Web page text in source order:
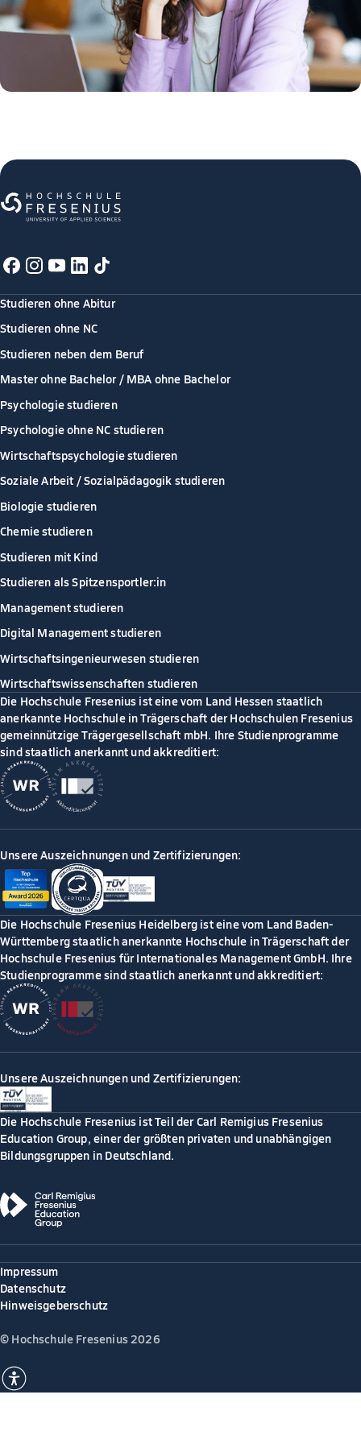
Studieren ohne Abitur
Studieren ohne NC
Studieren neben dem Beruf
Master ohne Bachelor / MBA ohne Bachelor
Psychologie studieren
Psychologie ohne NC studieren
Wirtschaftspsychologie studieren
Soziale Arbeit / Sozialpädagogik studieren
Biologie studieren
Chemie studieren
Studieren mit Kind
Studieren als Spitzensportler:in
Management studieren
Digital Management studieren
Wirtschaftsingenieurwesen studieren
Wirtschaftswissenschaften studieren
Die Hochschule Fresenius ist eine vom Land Hessen staatlich
anerkannte Hochschule in Trägerschaft der Hochschulen Fresenius
gemeinnützige Trägergesellschaft mbH. Ihre Studienprogramme
sind staatlich anerkannt und akkreditiert:
Unsere Auszeichnungen und Zertifizierungen:
Die Hochschule Fresenius Heidelberg ist eine vom Land Baden-
Württemberg staatlich anerkannte Hochschule in Trägerschaft der
Hochschule Fresenius für Internationales Management GmbH. Ihre
Studienprogramme sind staatlich anerkannt und akkreditiert:
Unsere Auszeichnungen und Zertifizierungen:
Die Hochschule Fresenius ist Teil der Carl Remigius Fresenius
Education Group, einer der größten privaten und unabhängigen
Bildungsgruppen in Deutschland.
Impressum
Datenschutz
Hinweisgeberschutz
© Hochschule Fresenius 2026